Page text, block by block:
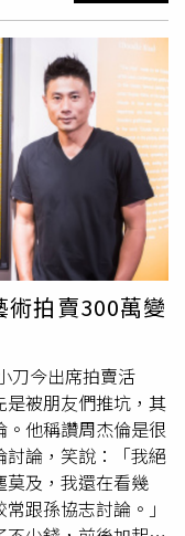
聲最高的「人氣
藝圈，原來，楊宗
在美國賭城舉辦「唯
追光吧》嘉賓，發展
事業跨足兩岸，尤
大陸徹底翻紅，日前
，透露在當地租屋很
元，日子過得十
可能住在島外，因為
蕭敬騰，他2017年
開圖畫」，該豪宅
間規劃極重隱私，
。
拍賣300萬變
刀今出席拍賣活
被朋友們推坑，其
他稱讚周杰倫是很
論，笑說：「我絕
莫及，我還在看幾
跟孫協志討論。」